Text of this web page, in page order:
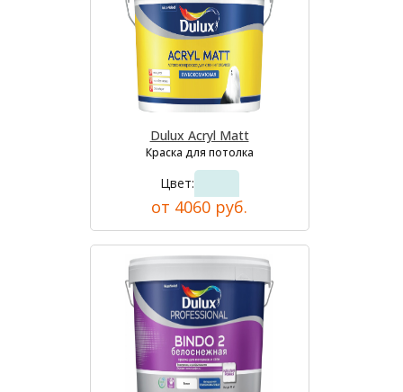
Dulux Acryl Matt
Краска для потолка
Цвет:
от 4060 руб.